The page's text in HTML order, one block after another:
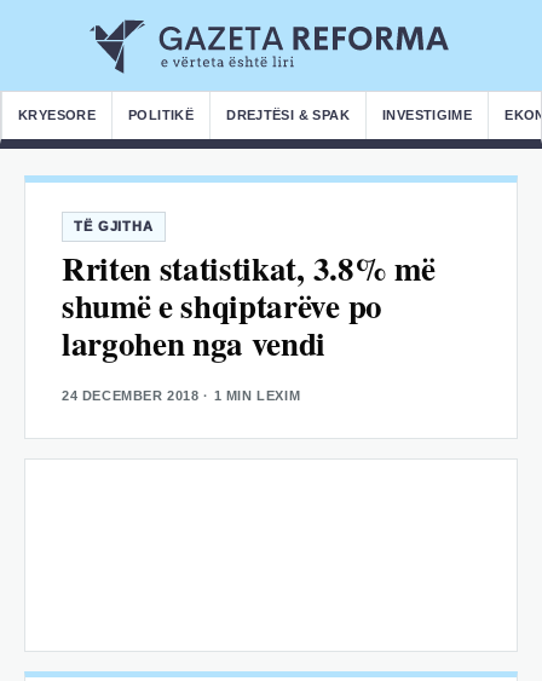
KRYESORE POLITIKË DREJTËSI & SPAK INVESTIGIME
TË GJITHA
Rriten statistikat, 3.8% më
shumë e shqiptarëve po
largohen nga vendi
24 DECEMBER 2018 · 1 MIN LEXIM